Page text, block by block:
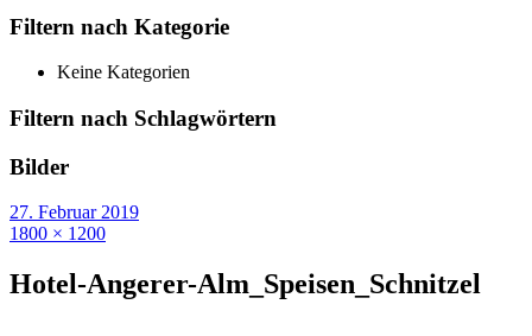
Filtern nach Kategorie
Keine Kategorien
Filtern nach Schlagwörtern
Bilder
27. Februar 2019
1800 × 1200
Hotel-Angerer-Alm_Speisen_Schnitzel